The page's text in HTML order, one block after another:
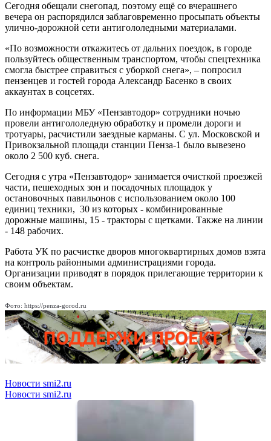
Сегодня обещали снегопад, поэтому ещё со вчерашнего
вечера он распорядился заблаговременно просыпать объекты
улично-дорожной сети антигололедными материалами.
«По возможности откажитесь от дальних поездок, в городе
пользуйтесь общественным транспортом, чтобы спецтехника
смогла быстрее справиться с уборкой снега», – попросил
пензенцев и гостей города Александр Басенко в своих
аккаунтах в соцсетях.
По информации МБУ «Пензавтодор» сотрудники ночью
провели антигололедную обработку и промели дороги и
тротуары, расчистили заездные карманы. С ул. Московской и
Привокзальной площади станции Пенза-1 было вывезено
около 2 500 куб. снега.
Сегодня с утра «Пензавтодор» занимается очисткой проезжей
части, пешеходных зон и посадочных площадок у
остановочных павильонов с использованием около 100
единиц техники, 30 из которых - комбинированные
дорожные машины, 15 - тракторы с щетками. Также на линии
- 148 рабочих.
Работа УК по расчистке дворов многоквартирных домов взята
на контроль районными администрациями города.
Организации приводят в порядок прилегающие территории к
своим объектам.
Фото: https://penza-gorod.ru
Новости smi2.ru
Новости smi2.ru